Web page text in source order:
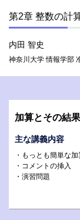
第2章 整数の計
内田 智史
神奈川大学 情報学部
加算とその結
主な講義内容
もっとも簡単な
コメントの挿入
演習問題